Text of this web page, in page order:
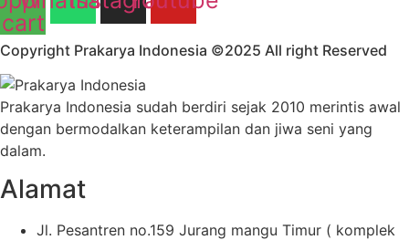
cart
Copyright Prakarya Indonesia ©2025 All right Reserved
Prakarya Indonesia sudah berdiri sejak 2010 merintis awal
dengan bermodalkan keterampilan dan jiwa seni yang
dalam.
Alamat
Jl. Pesantren no.159 Jurang mangu Timur ( komplek